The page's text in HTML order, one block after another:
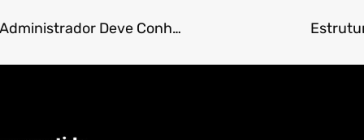
As Funcionalidades Ocultas do cPanel que Todo Administrador Deve Conhecer.